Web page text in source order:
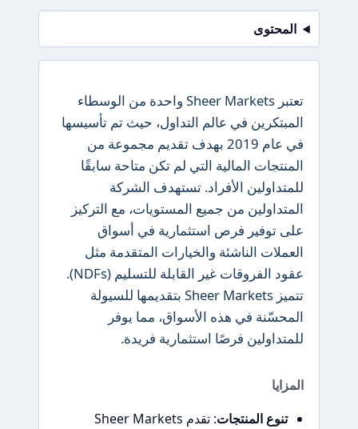
المحتوى
تعتبر Sheer Markets واحدة من الوسطاء
المبتكرين في عالم التداول، حيث تم تأسيسها
في عام 2019 بهدف تقديم مجموعة من
المنتجات المالية التي لم تكن متاحة سابقًا
للمتداولين الأفراد. تستهدف الشركة
المتداولين من جميع المستويات، مع التركيز
على توفير فرص استثمارية في أسواق
العملات الناشئة والخيارات المتقدمة مثل
عقود الفروقات غير القابلة للتسليم (NDFs).
تتميز Sheer Markets بتقديمها للسيولة
المحسّنة في هذه الأسواق، مما يوفر
للمتداولين فرصًا استثمارية فريدة.
المزايا
تنوع المنتجات
: تقدم Sheer Markets